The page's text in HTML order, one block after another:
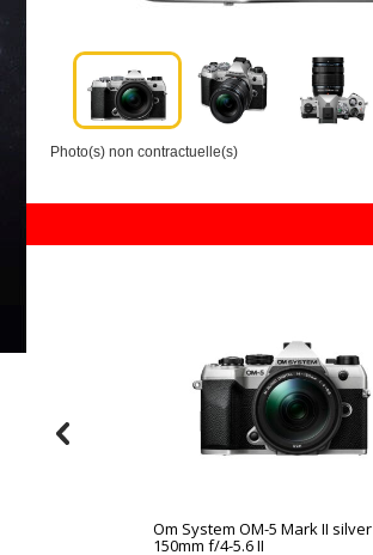
Photo(s) non contractuelle(s)
Om System OM-5 Mark II silver
150mm f/4-5.6 II